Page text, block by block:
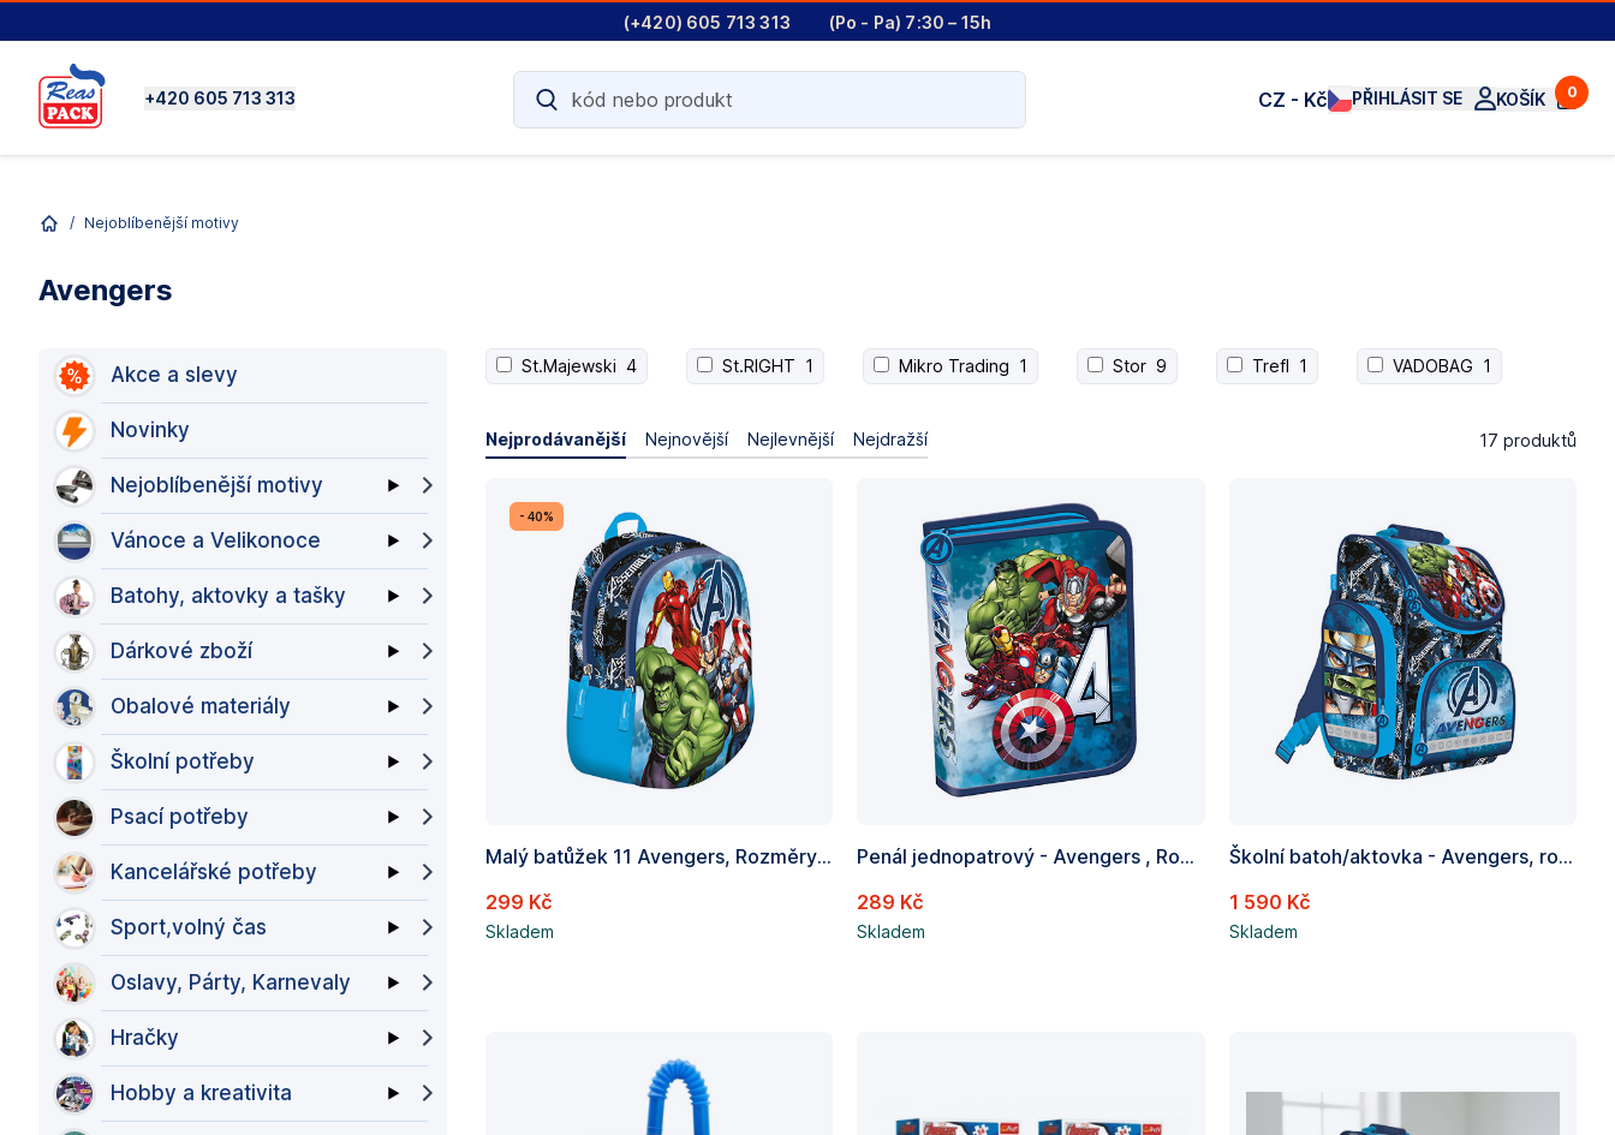
(+420) 605 713 313 (Po - Pa) 7:30 – 15h
+420 605 713 313 CZ - Kč PŘIHLÁSIT SE KOŠÍK 0
/ Nejoblíbenější motivy
Avengers
Akce a slevy
Novinky
Nejoblíbenější motivy
Vánoce a Velikonoce
Batohy, aktovky a tašky
Dárkové zboží
Obalové materiály
Školní potřeby
Psací potřeby
Kancelářské potřeby
Sport,volný čas
Oslavy, Párty, Karnevaly
Hračky
Hobby a kreativita
St.Majewski 4 St.RIGHT 1 Mikro Trading 1 Stor 9 Trefl 1 VADOBAG 1
Nejprodávanější Nejnovější Nejlevnější Nejdražší 17 produktů
- 40%
Malý batůžek 11 Avengers, Rozměry: 30 x 25 x 10 cm
299 Kč
Skladem
Penál jednopatrový - Avengers , Rozměry: 210 x 135 x 35 mm
289 Kč
Skladem
Školní batoh/aktovka - Avengers, rozměry: 350 x 250 x 150mm(vnitřní roz.)
1 590 Kč
Skladem